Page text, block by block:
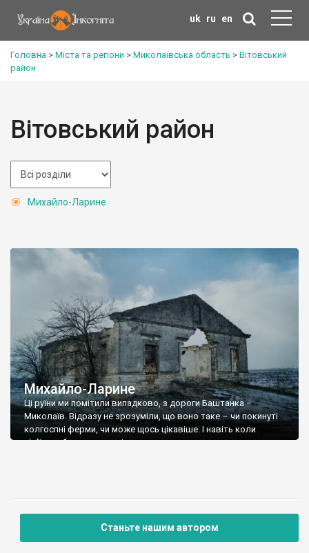
uk ru en
Головна > Міста та регіони > Миколаївська область > Вітовський
район
Вітовський район
Михайло-Ларине
Михайло-Ларине
Ці руїни ми помітили випадково, з дороги Баштанка –
Миколаїв. Відразу не зрозуміли, що воно таке – чи покинуті
колгоспні ферми, чи може щось цікавіше. І навіть коли
під’їхали ближче – не відразу допетрали, що це залишки
Станьте нашим автором